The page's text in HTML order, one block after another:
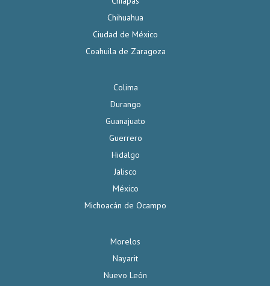
Chihuahua
Ciudad de México
Coahuila de Zaragoza
Colima
Durango
Guanajuato
Guerrero
Hidalgo
Jalisco
México
Michoacán de Ocampo
Morelos
Nayarit
Nuevo León